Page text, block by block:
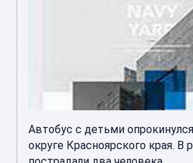
Автобус с детьми
округе Красноярского края. В